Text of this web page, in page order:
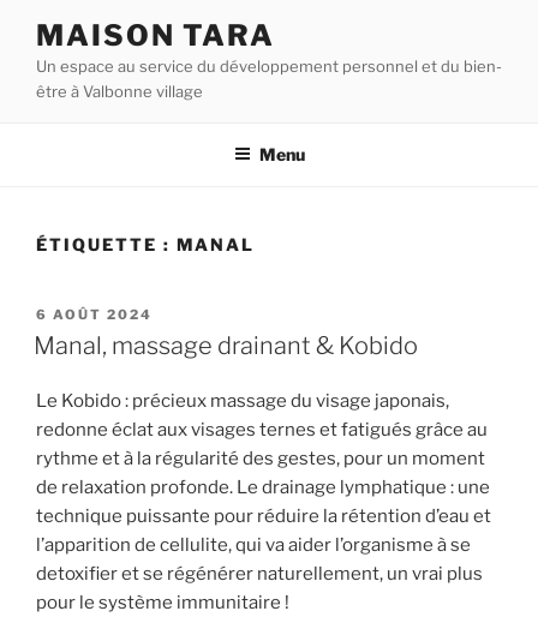
contenu
principal
MAISON TARA
Un espace au service du développement personnel et du bien-
être à Valbonne village
Menu
ÉTIQUETTE : MANAL
PUBLIÉ
LE
6 AOÛT 2024
Manal, massage drainant & Kobido
Le Kobido : précieux massage du visage japonais,
redonne éclat aux visages ternes et fatigués grâce au
rythme et à la régularité des gestes, pour un moment
de relaxation profonde. Le drainage lymphatique : une
technique puissante pour réduire la rétention d’eau et
l’apparition de cellulite, qui va aider l’organisme à se
detoxifier et se régénérer naturellement, un vrai plus
pour le système immunitaire !